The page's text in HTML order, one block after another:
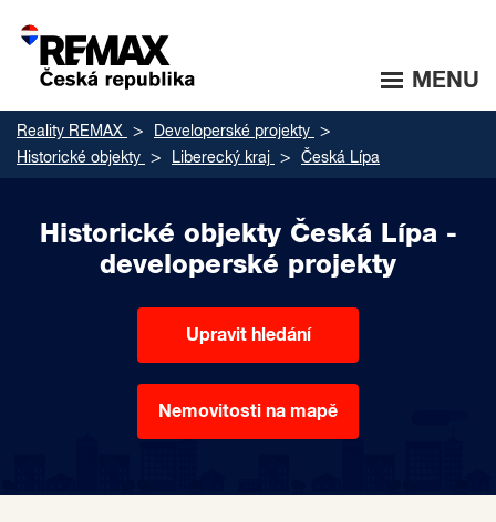
MENU
Reality REMAX
Developerské projekty
Historické objekty
Liberecký kraj Česká Lípa
Historické objekty Česká Lípa -
developerské projekty
Upravit hledání
Nemovitosti na mapě